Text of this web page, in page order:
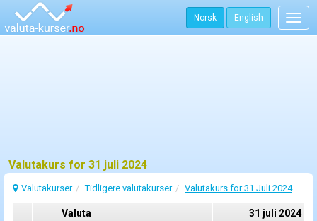
Norsk English
Valutakurs for 31 juli 2024
Valutakurser Tidligere valutakurser Valutakurs for 31 Juli 2024
Valuta
31 juli 2024